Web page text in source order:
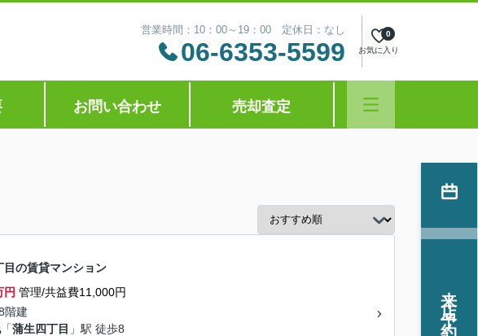
営業時間：10：00～19：00 定休日：なし
06-6353-5599 お気に入り
0
お問い合わせ 売却査定
目の賃貸マンション
円 管理/共益費11,000円
階建
「蒲生四丁目 」駅 徒歩8
来店予約